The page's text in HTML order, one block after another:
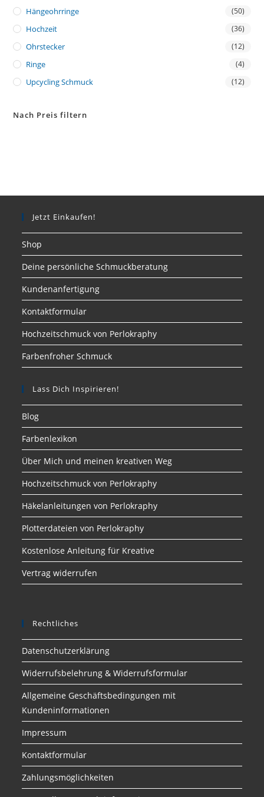
Hängeohrringe (50)
Hochzeit (36)
Ohrstecker (12)
Ringe (4)
Upcycling Schmuck (12)
Nach Preis filtern
Jetzt Einkaufen!
Shop
Deine persönliche Schmuckberatung
Kundenanfertigung
Kontaktformular
Hochzeitschmuck von Perlokraphy
Farbenfroher Schmuck
Lass Dich Inspirieren!
Blog
Farbenlexikon
Über Mich und meinen kreativen Weg
Hochzeitschmuck von Perlokraphy
Häkelanleitungen von Perlokraphy
Plotterdateien von Perlokraphy
Kostenlose Anleitung für Kreative
Vertrag widerrufen
Rechtliches
Datenschutzerklärung
Widerrufsbelehrung & Widerrufsformular
Allgemeine Geschäftsbedingungen mit
Kundeninformationen
Impressum
Kontaktformular
Zahlungsmöglichkeiten